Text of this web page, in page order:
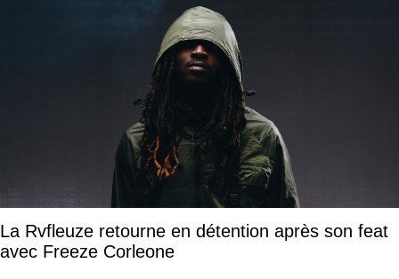
La Rvfleuze retourne en détention après son feat
avec Freeze Corleone